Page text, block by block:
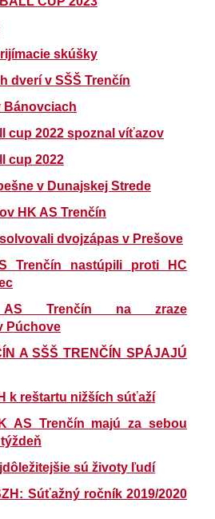
skúšky
dverí v SŠŠ Trenčín
Bánovciach
cup 2022 spoznal víťazov
cup 2022
v Dunajskej Strede
HK AS Trenčín
dvojzápas v Prešove
Trenčín nastúpili proti HC
AS Trenčín na zraze
Púchove
A SŠŠ TRENČÍN SPÁJAJÚ
k reštartu nižších súťaží
AS Trenčín majú za sebou
sú životy ľudí
Súťažný ročník 2019/2020